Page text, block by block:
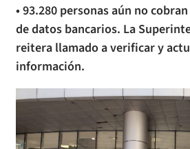
• 93.280 personas aún no
de datos bancarios. La
reitera llamado a verificar y
información.